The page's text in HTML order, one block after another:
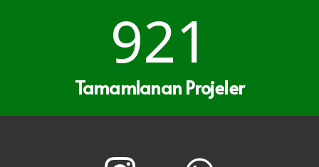
921
Tamamlanan Projeler